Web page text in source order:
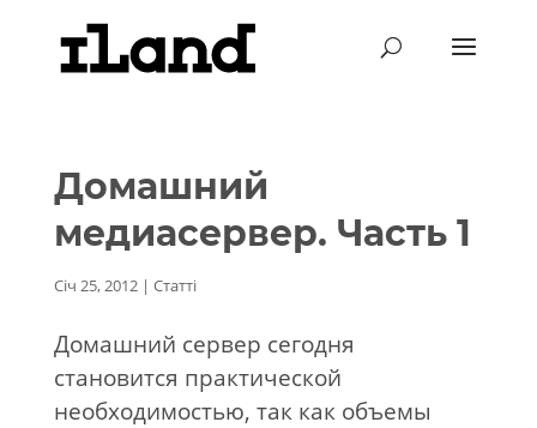
Домашний
медиасервер. Часть 1
Січ 25, 2012| Статті
Домашний сервер сегодня
становится практической
необходимостью, так как объемы